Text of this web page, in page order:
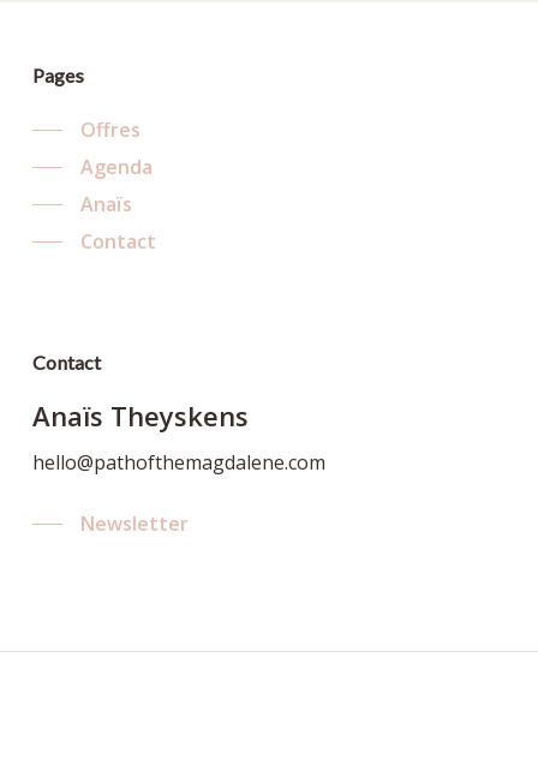
Pages
Offres
Agenda
Anaïs
Contact
Contact
Anaïs Theyskens
hello@pathofthemagdalene.com
Newsletter